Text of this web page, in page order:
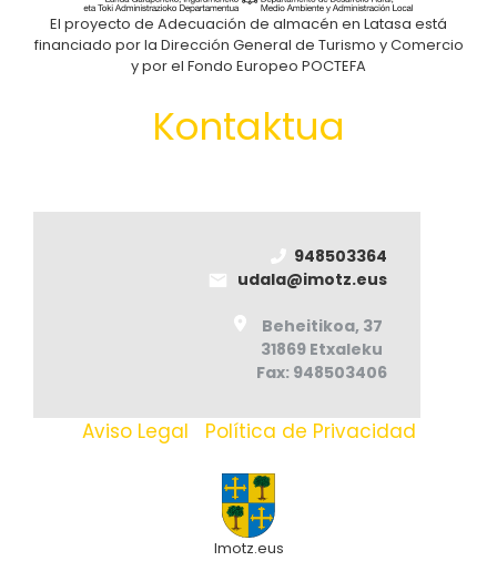
El proyecto de Adecuación de almacén en Latasa está
financiado por la Dirección General de Turismo y Comercio
y por el Fondo Europeo POCTEFA
Kontaktua
948503364
udala@imotz.eus
Beheitikoa, 37
31869 Etxaleku
Fax: 948503406
Aviso Legal Política de Privacidad
Imotz.eus